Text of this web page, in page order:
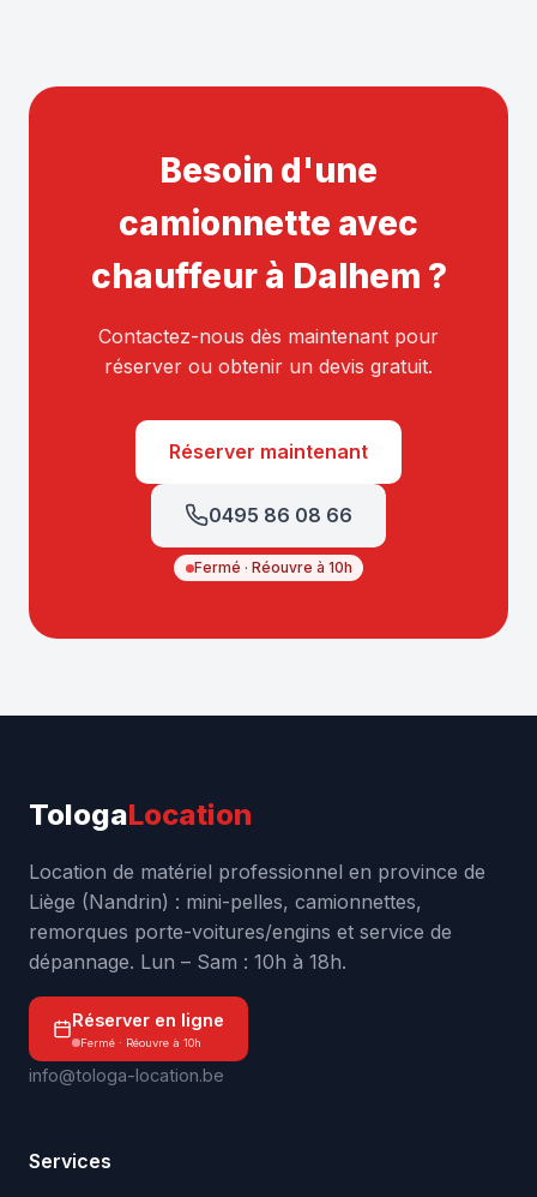
Besoin d'une
camionnette avec
chauffeur à Dalhem ?
Contactez-nous dès maintenant pour
réserver ou obtenir un devis gratuit.
Réserver maintenant
0495 86 08 66
Fermé · Réouvre à 10h
TologaLocation
Location de matériel professionnel en province de
Liège (Nandrin) : mini-pelles, camionnettes,
remorques porte-voitures/engins et service de
dépannage. Lun – Sam : 10h à 18h.
Réserver en ligne
Fermé · Réouvre à 10h
info@tologa-location.be
Services